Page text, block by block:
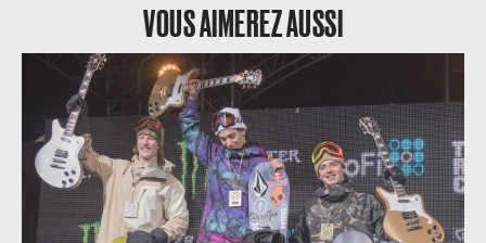
VOUS AIMEREZ AUSSI